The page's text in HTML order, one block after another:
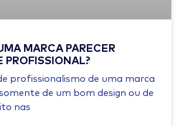
MARCA PARECER
PROFISSIONAL?
profissionalismo de uma marca
de um bom design ou de
nas